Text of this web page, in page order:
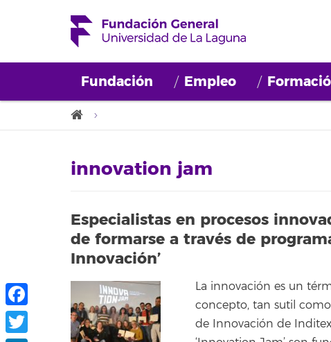
Fundación Empleo
innovation jam
Especialistas en procesos
de formarse a través de
Innovación’
La innovación es un
concepto, tan sutil
de Innovación de
Facebook